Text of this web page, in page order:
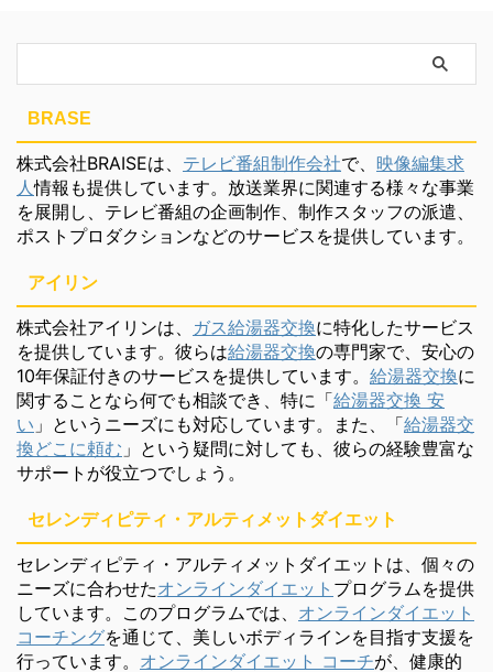
BRASE
株式会社BRAISEは、 テレビ番組制作会社で、 映像編集求
人情報も提供しています。放送業界に関連する様々な事業
を展開し、テレビ番組の企画制作、制作スタッフの派遣、
ポストプロダクションなどのサービスを提供しています。
アイリン
株式会社アイリンは、 ガス給湯器交換に特化したサービス
を提供しています。彼らは給湯器交換の専門家で、安心の
10年保証付きのサービスを提供しています。 給湯器交換に
関することなら何でも相談でき、特に「給湯器交換 安
い 」というニーズにも対応しています。また、「給湯器交
換どこに頼む 」という疑問に対しても、彼らの経験豊富な
サポートが役立つでしょう。
セレンディピティ・アルティメットダイエット
セレンディピティ・アルティメットダイエットは、個々の
ニーズに合わせたオンラインダイエット プログラムを提供
しています。このプログラムでは、 オンラインダイエット
コーチングを通じて、美しいボディラインを目指す支援を
行っています。 オンラインダイエット コーチが、健康的